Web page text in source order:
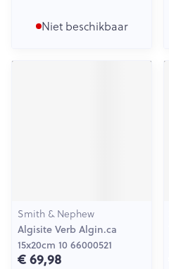
Niet beschikbaar
Smith & Nephew
Algisite Verb Algin.ca
15x20cm 10 66000521
€ 69,98